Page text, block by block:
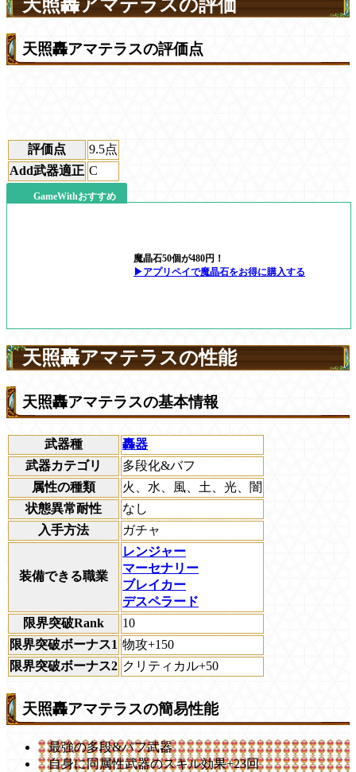
天照轟アマテラスの評価
天照轟アマテラスの評価点
評価点 9.5点
Add武器適正 C
GameWithおすすめ
魔晶石50個が480円！
▶アプリペイで魔晶石をお得に購入する
天照轟アマテラスの性能
天照轟アマテラスの基本情報
武器種
轟器
武器カテゴリ
多段化&バフ
属性の種類
火、水、風、土、光、闇
状態異常耐性
なし
入手方法
ガチャ
装備できる職業
レンジャー
マーセナリー
ブレイカー
デスペラード
限界突破Rank
10
限界突破ボーナス1 物攻+150
限界突破ボーナス2 クリティカル+50
天照轟アマテラスの簡易性能
最強の多段&バフ武器
自身に同属性武器のスキル効果+23回